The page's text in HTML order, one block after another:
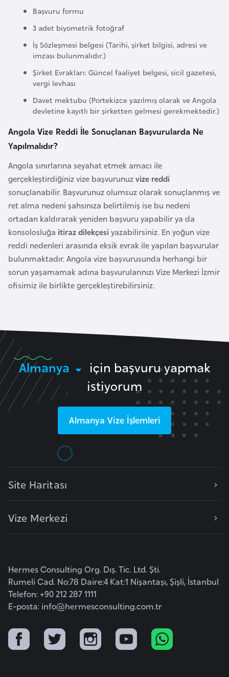
Başvuru formu
3 adet biyometrik fotoğraf
İş Sözleşmesi belgesi (Tarihi, şirket bilgisi, adresi ve
imzası bulunmalıdır.)
Şirket Evrakları: Güncel faaliyet belgesi, sicil gazetesi,
vergi levhası
Davet mektubu (Portekizce yazılmış olarak ve Angola
devletine kayıtlı bir şirketten gelmesi gerekmektedir.)
Angola Vize Reddi İle Sonuçlanan Başvurularda Ne
Yapılmalıdır?
Angola sınırlarına seyahat etmek amacı ile
gerçekleştirdiğiniz vize başvurunuzvize reddi
sonuçlanabilir. Başvurunuz olumsuz olarak sonuçlanmış ve
ret alma nedeni şahsınıza belirtilmiş ise bu nedeni
ortadan kaldırarak yeniden başvuru yapabilir ya da
konsolosluğa itiraz dilekçesi yazabilirsiniz. En yoğun vize
reddi nedenleri arasında eksik evrak ile yapılan başvurular
bulunmaktadır. Angola vize başvurusunda herhangi bir
sorun yaşamamak adına başvurularınızı Vize Merkezi İzmir
ofisimiz ile birlikte gerçekleştirebilirsiniz.
Almanya
için başvuru yapmak
istiyorum
Almanya Vize İşlemleri
Site Haritası
Vize Merkezi
Hermes Consulting Org. Dış. Tic. Ltd. Şti.
Rumeli Cad. No:78 Daire:4 Kat:1 Nişantaşı, Şişli, İstanbul
Telefon: +90 212 287 1111
E-posta: info@hermesconsulting.com.tr
t
a
E
r
m
e
n
i
s
t
s
o
n
y
p
F
i
l
d
i
ş
i